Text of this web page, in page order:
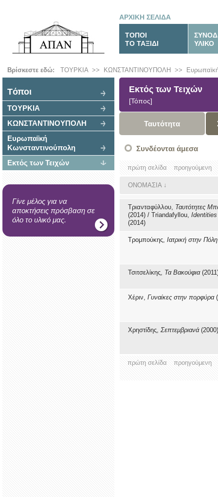
ΑΡΧΙΚΗ ΣΕΛΙΔΑ
ΤΟΠΟΙ
ΤΟ ΤΑΞΙΔΙ
ΥΛΙΚΟ
Βρίσκεστε εδώ: ΤΟΥΡΚΙΑ>> ΚΩΝΣΤΑΝΤΙΝΟΥΠΟΛΗ >>
Tόποι
ΤΟΥΡΚΙΑ
ΚΩΝΣΤΑΝΤΙΝΟΥΠΟΛΗ
Ευρωπαϊκή
Κωνσταντινούπολη
Εκτός των Τειχών
Γίνε μέλος για να
αποκτήσεις πρόσβαση σε
όλο το υλικό μας.
Εκτός των Τειχών
[Τόπος]
Ταυτότητα
Συνδέονται άμεσα
πρώτη σελίδα προηγούμενη
ΟΝΟΜΑΣΙΑ↓
Τριανταφύλλου, Ταυτότητες
(2014) / Triandafyllou,
(2014)
Τρομπούκης, Ιατρική στην Πόλη
Τσιτσελίκης, Τα Βακούφια
Χέριν, Γυναίκες στην πορφύρα
Χρηστίδης, Σεπτεμβριανά (2000)
πρώτη σελίδα προηγούμενη